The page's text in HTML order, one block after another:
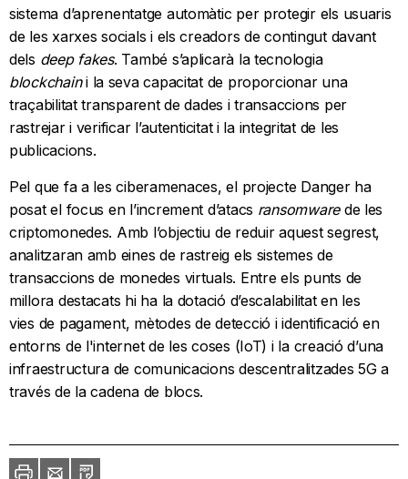
sistema d’aprenentatge automàtic per protegir els usuaris
de les xarxes socials i els creadors de contingut davant
dels deep fakes. També s’aplicarà la tecnologia
blockchaini la seva capacitat de proporcionar una
traçabilitat transparent de dades i transaccions per
rastrejar i verificar l’autenticitat i la integritat de les
publicacions.
Pel que fa a les ciberamenaces, el projecte Danger ha
posat el focus en l’increment d’atacs ransomwarede les
criptomonedes. Amb l’objectiu de reduir aquest segrest,
analitzaran amb eines de rastreig els sistemes de
transaccions de monedes virtuals. Entre els punts de
millora destacats hi ha la dotació d’escalabilitat en les
vies de pagament, mètodes de detecció i identificació en
entorns de l'internet de les coses (IoT) i la creació d’una
infraestructura de comunicacions descentralitzades 5G a
través de la cadena de blocs.
ImprimirEnviaPDF